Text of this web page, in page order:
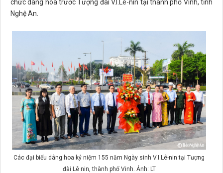
chức dâng hoa trước Tượng đài V.I.Lê-nin tại thành phố Vinh, tỉnh
Nghệ An.
Các đại biểu dâng hoa kỷ niệm 155 năm Ngày sinh V.I.Lê-nin tại Tượng
đài Lê nin, thành phố Vinh. Ảnh: LT